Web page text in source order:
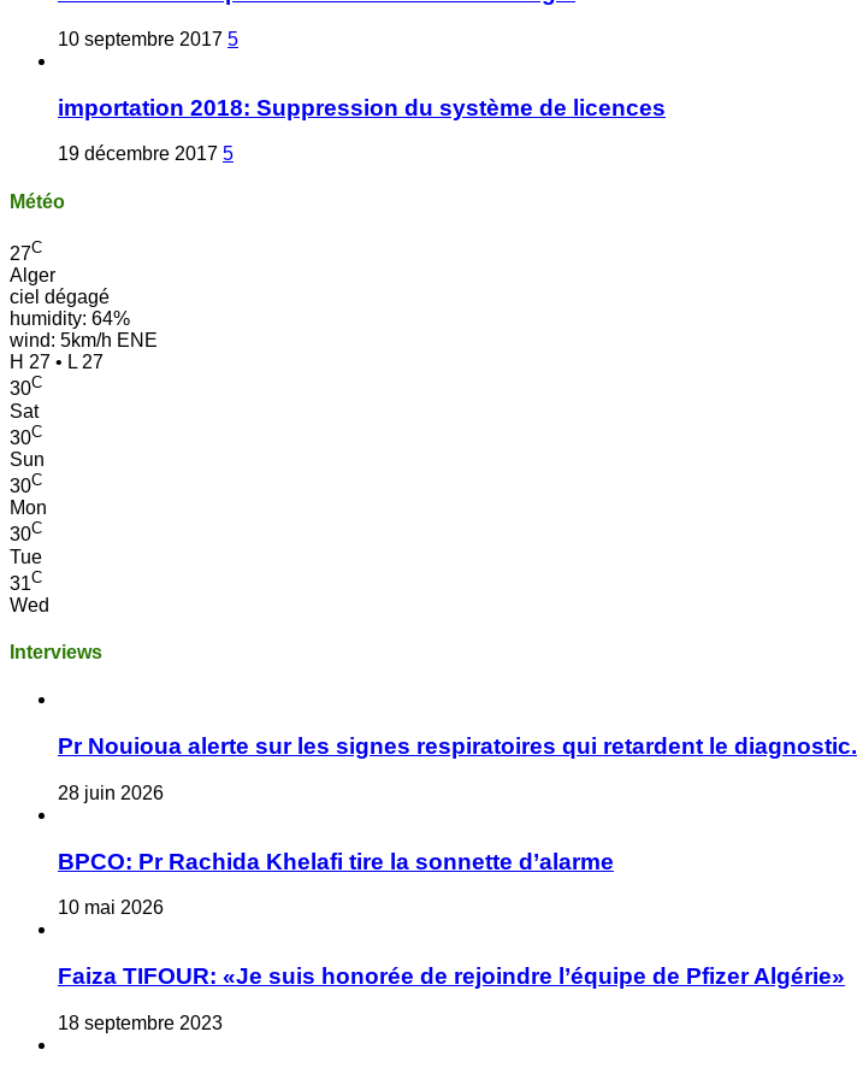
10 septembre 2017 5
importation 2018: Suppression du système de licences
19 décembre 2017 5
Météo
27C
Alger
ciel dégagé
humidity: 64%
wind: 5km/h ENE
H 27 • L 27
30C
Sat
30C
Sun
30C
Mon
30C
Tue
31C
Wed
Interviews
Pr Nouioua alerte sur les signes respiratoires qui retardent le diagnostic.
28 juin 2026
BPCO: Pr Rachida Khelafi tire la sonnette d’alarme
10 mai 2026
Faiza TIFOUR: «Je suis honorée de rejoindre l’équipe de Pfizer Algérie»
18 septembre 2023